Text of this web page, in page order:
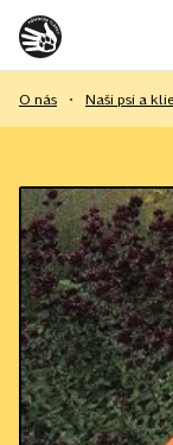
O NÁS
JAK MŮŽETE
KONTAKTY
O nás • Naši psi a